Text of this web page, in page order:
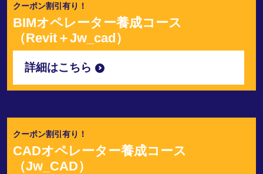
クーポン割引有り！
BIMオペレーター養成コース
（Revit＋Jw_cad）
詳細はこちら
クーポン割引有り！
CADオペレーター養成コース
（Jw_CAD）